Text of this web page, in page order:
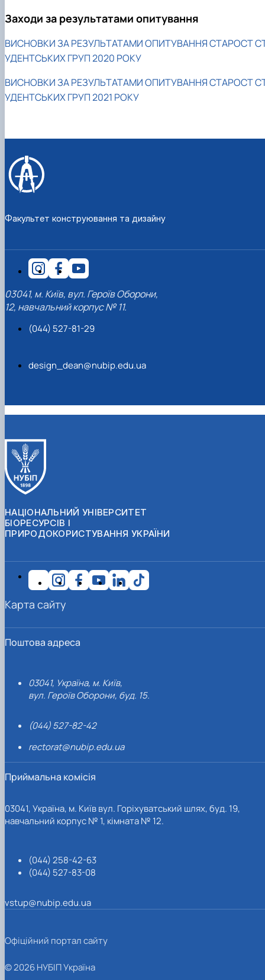
Заходи за результатами опитування
ВИСНОВКИ ЗА РЕЗУЛЬТАТАМИ ОПИТУВАННЯ СТАРОСТ
УДЕНТСЬКИХ ГРУП 2020 РОКУ
ВИСНОВКИ ЗА РЕЗУЛЬТАТАМИ ОПИТУВАННЯ СТАРОСТ
УДЕНТСЬКИХ ГРУП 2021 РОКУ
Факультет конструювання та дизайну
03041, м. Київ, вул. Героїв Оборони,
12, навчальний корпус № 11.
(044) 527-81-29
design_dean@nubip.edu.ua
НАЦІОНАЛЬНИЙ УНІВЕРСИТЕТ
БІОРЕСУРСІВ І
ПРИРОДОКОРИСТУВАННЯ УКРАЇНИ
Поштова адреса
03041, Україна, м. Київ,
вул. Героїв Оборони, буд. 15.
(044) 527-82-42
rectorat@nubip.edu.ua
Приймальна комісія
03041, Україна, м. Київ вул. Горіхуватський шлях, буд. 19,
навчальний корпус № 1, кімната № 12.
(044) 258-42-63
(044) 527-83-08
vstup@nubip.edu.ua
Карта сайту
Офіційний портал сайту
© 2026 НУБІП Україна